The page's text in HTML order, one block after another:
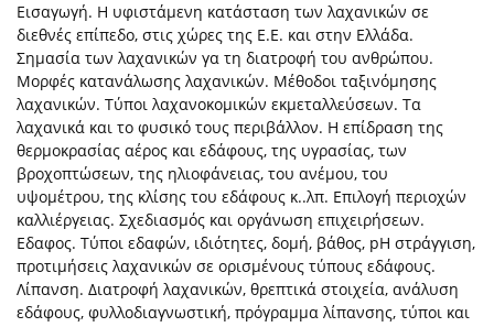
Eισαγωγή. Η υφιστάμενη κατάσταση των λαχανικών σε
διεθνές επίπεδο, στις χώρες της Ε.Ε. και στην Ελλάδα.
Σημασία των λαχανικών γα τη διατροφή του ανθρώπου.
Μορφές κατανάλωσης λαχανικών. Μέθοδοι ταξινόμησης
λαχανικών. Τύποι λαχανοκομικών εκμεταλλεύσεων. Τα
λαχανικά και το φυσικό τους περιβάλλον. Η επίδραση της
θερμοκρασίας αέρος και εδάφους, της υγρασίας, των
βροχοπτώσεων, της ηλιοφάνειας, του ανέμου, του
υψομέτρου, της κλίσης του εδάφους κ..λπ. Επιλογή περιοχών
καλλιέργειας. Σχεδιασμός και οργάνωση επιχειρήσεων.
Eδαφος. Τύποι εδαφών, ιδιότητες, δομή, βάθος, pΗ στράγγιση,
προτιμήσεις λαχανικών σε ορισμένους τύπους εδάφους.
Λίπανση. Διατροφή λαχανικών, θρεπτικά στοιχεία, ανάλυση
εδάφους, φυλλοδιαγνωστική, πρόγραμμα λίπανσης, τύποι και